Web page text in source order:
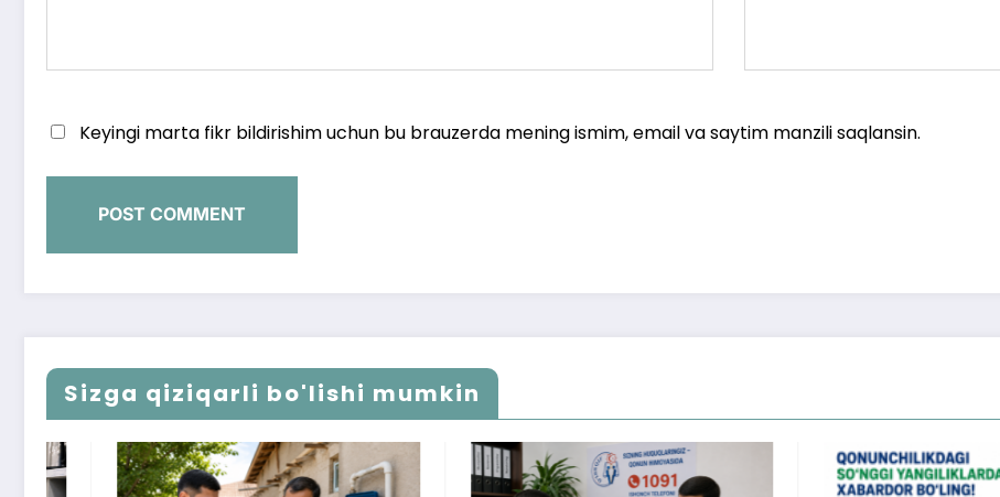
Keyingi marta fikr bildirishim uchun bu brauzerda mening ismim, email va saytim manzili saqlansin.
Sizga qiziqarli bo'lishi mumkin